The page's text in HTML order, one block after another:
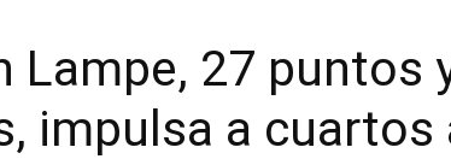
Lampe, 27 puntos
impulsa a cuartos